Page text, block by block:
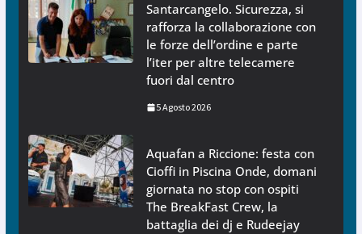
Santarcangelo. Sicurezza, si
rafforza la collaborazione con
le forze dell’ordine e parte
l’iter per altre telecamere
fuori dal centro
5 Agosto 2026
Aquafan a Riccione: festa con
Cioffi in Piscina Onde, domani
giornata no stop con ospiti
The BreakFast Crew, la
battaglia dei dj e Rudeejay